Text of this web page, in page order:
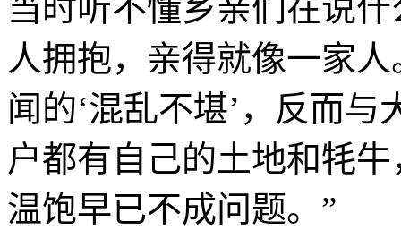
当时听不懂乡亲们在说
人拥抱，亲得就像一家
闻的‘混乱不堪’，反而
户都有自己的土地和牦
温饱早已不成问题。”